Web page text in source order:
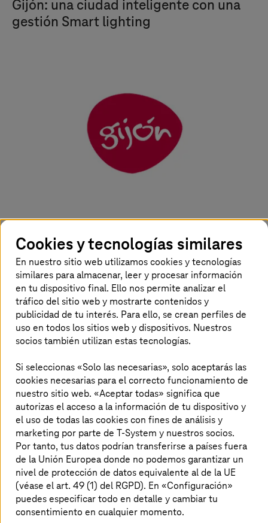
Gijón: una ciudad inteligente con una
gestión Smart lighting
Con la digitalización, las ciudades y sus infraestructuras
están cambiando gracias a la concienciación los
responsables, que trabajan cada vez más para ahorrar
costes y energía. La sostenibilidad y la reducción de las
emisiones de CO2 son cuestiones centrales que siguen
ganando en importancia. Además, las ciudades modernas
quieren ofrecer constantemente a sus ciudadanos
nuevos y mejorados servicios y se consideran
proveedores de los mismos. El camino hacia un
innovadoras y el uso de las tecnologías más avanzadas
para crear procesos internos y organizaciones que sean
lo más inteligentes posible.
Este es también el objetivo de Gijón, la ciudad más
grande de la comunidad autónoma de Asturias. Dentro
del plan de transformación digital, el ayuntamiento de la
ciudad ha dado un primer paso con
T-Systems
: la gestión
inteligente de la iluminación pública. Esta iniciativa ha
sido premiada en el VI Congreso Nacional de Innovación
y Servicios Públicos (CNIS) celebrado en Madrid, con el
premio al mejor proyecto de ciudad inteligente. El
consistorio de la ciudad ahorra anualmente 100.000
Cookies y tecnologías similares
En nuestro sitio web utilizamos cookies y tecnologías
similares para almacenar, leer y procesar información
en tu dispositivo final. Ello nos permite analizar el
tráfico del sitio web y mostrarte contenidos y
publicidad de tu interés. Para ello, se crean perfiles de
uso en todos los sitios web y dispositivos. Nuestros
socios también utilizan estas tecnologías.
Si seleccionas «Solo las necesarias», solo aceptarás las
cookies necesarias para el correcto funcionamiento de
nuestro sitio web. «Aceptar todas» significa que
autorizas el acceso a la información de tu dispositivo y
el uso de todas las cookies con fines de análisis y
marketing por parte de T-System y nuestros socios.
Por tanto, tus datos podrían transferirse a países fuera
de la Unión Europea donde no podemos garantizar un
nivel de protección de datos equivalente al de la UE
(véase el art. 49 (1) del RGPD). En «Configuración»
puedes especificar todo en detalle y cambiar tu
consentimiento en cualquier momento.